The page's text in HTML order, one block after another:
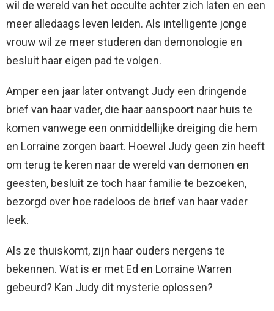
wil de wereld van het occulte achter zich laten en een
meer alledaags leven leiden. Als intelligente jonge
vrouw wil ze meer studeren dan demonologie en
besluit haar eigen pad te volgen.
Amper een jaar later ontvangt Judy een dringende
brief van haar vader, die haar aanspoort naar huis te
komen vanwege een onmiddellijke dreiging die hem
en Lorraine zorgen baart. Hoewel Judy geen zin heeft
om terug te keren naar de wereld van demonen en
geesten, besluit ze toch haar familie te bezoeken,
bezorgd over hoe radeloos de brief van haar vader
leek.
Als ze thuiskomt, zijn haar ouders nergens te
bekennen. Wat is er met Ed en Lorraine Warren
gebeurd? Kan Judy dit mysterie oplossen?